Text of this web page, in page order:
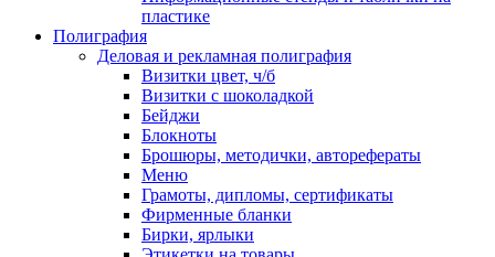
пластике
Полиграфия
Деловая и рекламная полиграфия
Визитки цвет, ч/б
Визитки с шоколадкой
Бейджи
Блокноты
Брошюры, методички, авторефераты
Меню
Грамоты, дипломы, сертификаты
Фирменные бланки
Бирки, ярлыки